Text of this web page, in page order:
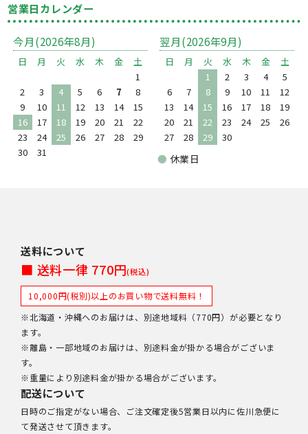
営業日カレンダー
今月(2026年8月)
日 月 火 水 木 金
土
1
2
3 4 5 6 7
8
9
10 11 12 13 14
15
16
17 18 19 20 21
22
23
24 25 26 27 28
29
30
31
翌月(2026年9月)
日 月 火 水 木 金
土
1
2 3 4
5
6
7 8 9 10 11
12
13
14 15 16 17 18
19
20
21 22 23 24 25
26
27
28 29 30
● 休業日
送料について
■ 送料一律 770円(税込)
10,000円(税別)以上のお買い物で送料無料！
※北海道・沖縄へのお届けは、別途地域料（770円）が必要となり
ます。
※離島・一部地域のお届けは、別途料金が掛かる場合がございま
す。
※重量により別途料金が掛かる場合がございます。
配送について
日時のご指定がない場合、ご注文確定後5営業日以内に佐川急便に
て発送させて頂きます。